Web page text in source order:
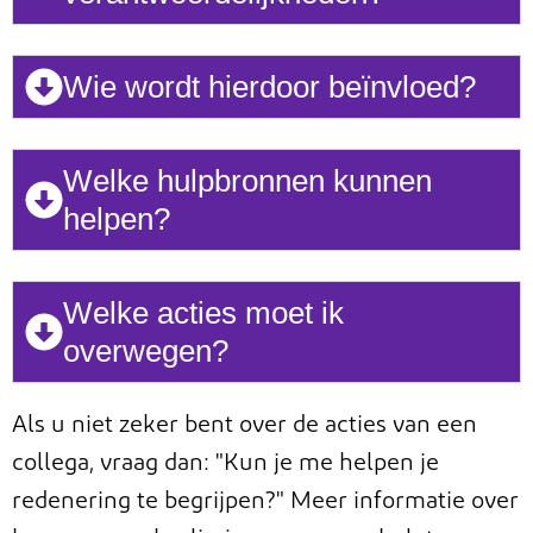
Wie wordt hierdoor beïnvloed?
Welke hulpbronnen kunnen
helpen?
Welke acties moet ik
overwegen?
Als u niet zeker bent over de acties van een
collega, vraag dan: "Kun je me helpen je
redenering te begrijpen?" Meer informatie over